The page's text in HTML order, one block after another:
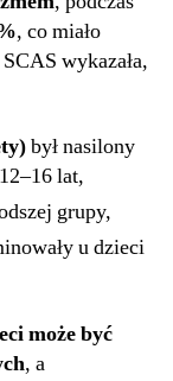
, co miało
wykazała,
był nasilony
lat,
grupy,
u dzieci
może być
, a